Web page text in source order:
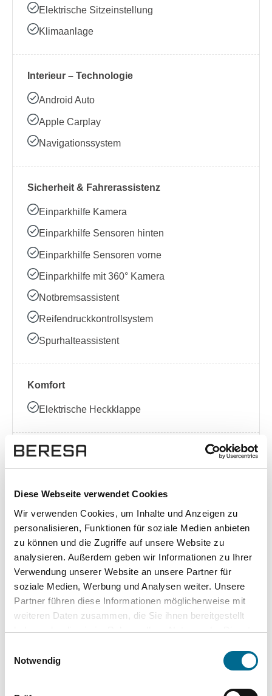
Diese Webseite verwendet Cookies
Wir verwenden Cookies, um Inhalte und Anzeigen zu
personalisieren, Funktionen für soziale Medien anbieten
zu können und die Zugriffe auf unsere Website zu
analysieren. Außerdem geben wir Informationen zu Ihrer
Verwendung unserer Website an unsere Partner für
soziale Medien, Werbung und Analysen weiter. Unsere
Partner führen diese Informationen möglicherweise mit
weiteren Daten zusammen, die Sie ihnen bereitgestellt
haben oder die sie im Rahmen Ihrer Nutzung der Dienste
Cookies, wenn Sie unsere Webseite weiterhin nutzen.
Notwendig
Elektrische Sitzeinstellung
Klimaanlage
Interieur – Technologie
Android Auto
Apple Carplay
Navigationssystem
Sicherheit & Fahrerassistenz
Einparkhilfe Kamera
Einparkhilfe Sensoren hinten
Einparkhilfe Sensoren vorne
Einparkhilfe mit 360° Kamera
Notbremsassistent
Reifendruckkontrollsystem
Spurhalteassistent
Komfort
Elektrische Heckklappe
Exposé herunterladen [pdf]
Unsere Vorteile
wuddi Leasing Kauf
Versicherung ✔ - -
-